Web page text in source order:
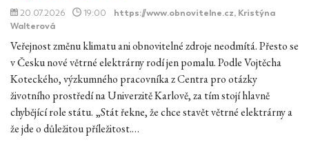
20.07.2026 19:00 https://www.obnovitelne.cz, Kristýna
Walterová
Veřejnost změnu klimatu ani obnovitelné zdroje neodmítá. Přesto se
v Česku nové větrné elektrárny rodí jen pomalu. Podle Vojtěcha
Koteckého, výzkumného pracovníka z Centra pro otázky
životního prostředí na Univerzitě Karlově, za tím stojí hlavně
chybějící role státu. „Stát řekne, že chce stavět větrné elektrárny a
že jde o důležitou příležitost.…